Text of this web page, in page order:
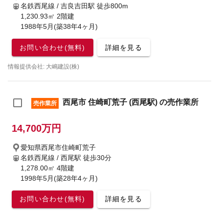
名鉄西尾線 / 吉良吉田駅 徒歩800m
1,230.93㎡ 2階建
1988年5月(築38年4ヶ月)
お問い合わせ(無料) 詳細を見る
情報提供会社: 大嶋建設(株)
売作業所 西尾市 住崎町荒子 (西尾駅) の売作業所
14,700万円
愛知県西尾市住崎町荒子
名鉄西尾線 / 西尾駅 徒歩30分
1,278.00㎡ 4階建
1998年5月(築28年4ヶ月)
お問い合わせ(無料) 詳細を見る